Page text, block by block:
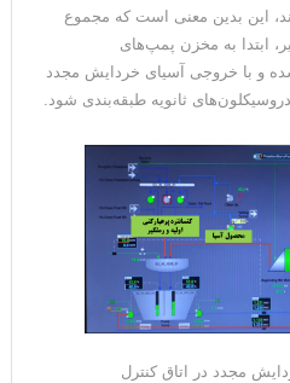
این بدین معنی است که مجموع
ابتدا به مخزن پمپ‌های
و با خروجی آسیای خردایش مجدد
ثانویه طبقه‌بندی شود.